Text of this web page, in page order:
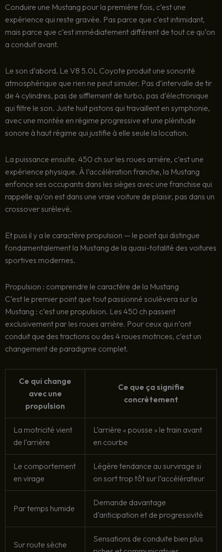
Conduire une Mustang pour la première fois, c’est une
expérience qui reste gravée. Pas parce que c’est intimidant,
mais parce que c’est immédiatement différent de tout ce qu’on
a conduit avant.
Le son d’abord. Le V8 5.0L Coyote produit une sonorité
atmosphérique que rien ne peut simuler. Pas d’intervalle de tir
de 4 cylindres, pas de sifflement de turbo, pas d’électronique
qui filtre le son. Juste huit pistons qui travaillent en symphonie,
avec une montée en régime progressive et une plénitude
sonore à haut régime qui justifie à elle seule la location.
La puissance ensuite. 450 ch sur les roues arrière, c’est une
expérience physique. À l’accélération franche, la Mustang
enfonce ses occupants dans les sièges avec une franchise qui
rappelle qu’on est dans une vraie voiture de plaisir, pas dans un
crossover surélevé.
Et puis il y a le caractère propulsion — le point qui distingue
fondamentalement la Mustang de la quasi-totalité des voitures
sportives modernes.
Propulsion : comprendre le caractère de la Mustang
C’est le premier point que tout passionné soulèvera sur la
Mustang : c’est une propulsion. Les 450 ch passent
exclusivement par les roues arrière. Pour ceux qui n’ont
conduit que des tractions ou des 4 roues motrices, c’est un
changement de paradigme complet.
Ce qui change
avec une
propulsion
Ce que ça signifie
concrètement
La motricité vient
de l’arrière
L’arrière « pousse » le train avant
en courbe
Le comportement
en virage
Légère tendance au survirage si
on sort trop tôt sur l’accélérateur
Par temps humide
Demande davantage
d’anticipation et de progressivité
Sur route sèche
Sensations de conduite bien plus